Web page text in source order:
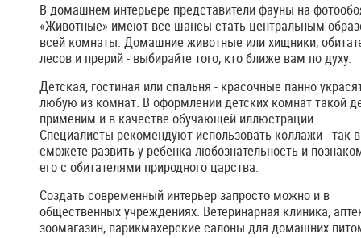
В домашнем интерьере представители фауны на
«Животные» имеют все шансы стать центральным
всей комнаты. Домашние животные или хищники,
лесов и прерий - выбирайте того, кто ближе вам по духу.
Детская, гостиная или спальня - красочные панно
любую из комнат. В оформлении детских комнат такой
применим и в качестве обучающей иллюстрации.
Специалисты рекомендуют использовать коллажи - так
сможете развить у ребенка любознательность и
его с обитателями природного царства.
Создать современный интерьер запросто можно и в
общественных учреждениях. Ветеринарная клиника,
зоомагазин, парикмахерские салоны для домашних